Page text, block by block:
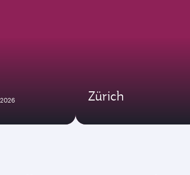
Zürich